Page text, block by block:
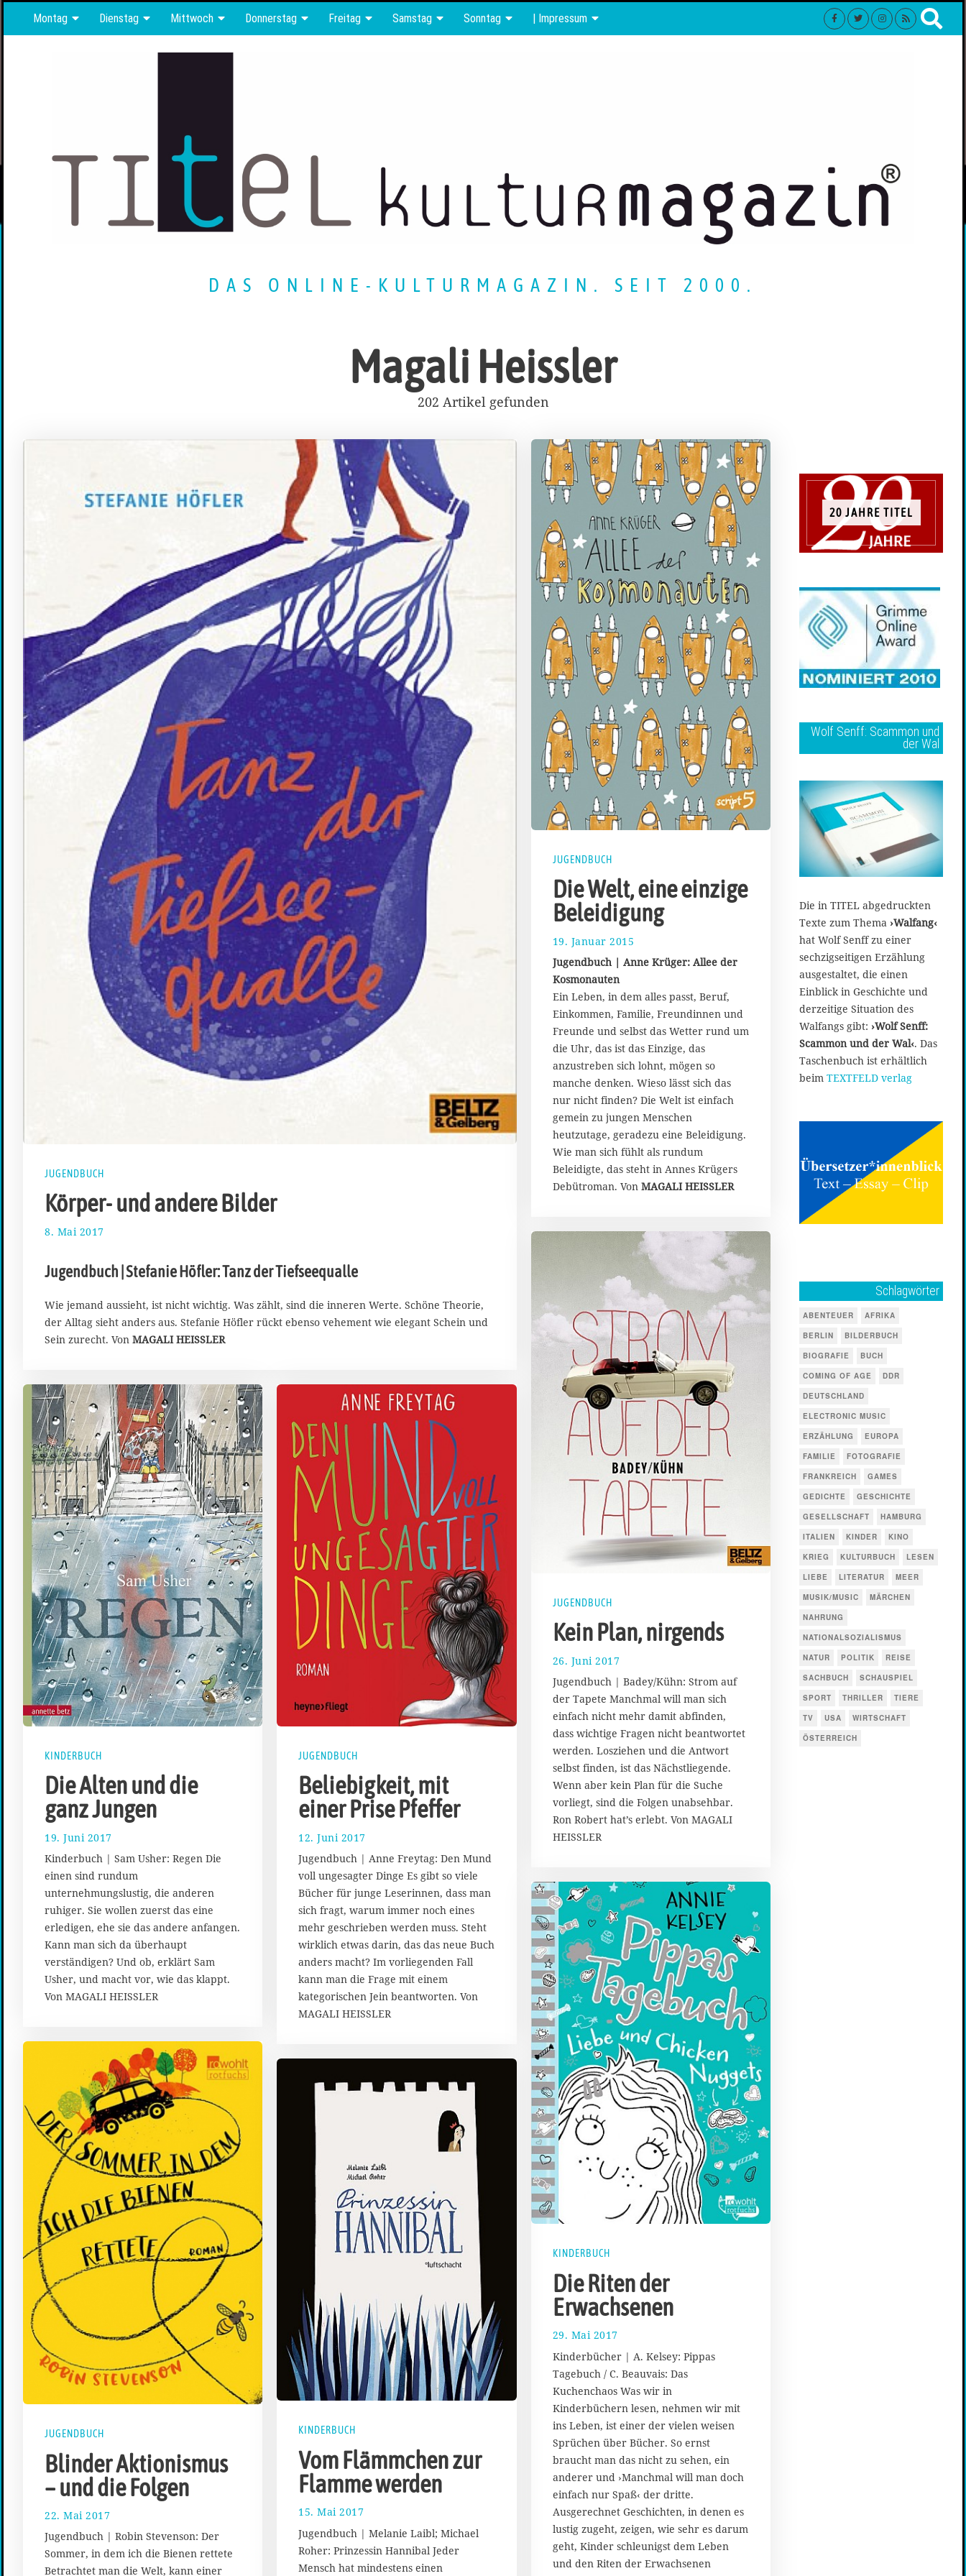
Montag Dienstag Mittwoch Donnerstag Freitag Samstag Sonntag | Impressum
DAS ONLINE-KULTURMAGAZIN. SEIT 2000.
Magali Heissler
202 Artikel gefunden
JUGENDBUCH
Körper- und andere Bilder
8. Mai 2017
p
l
0
Jugendbuch | Stefanie Höfler: Tanz der Tiefseequalle
Wie jemand aussieht, ist nicht wichtig. Was zählt, sind die inneren Werte. Schöne Theorie,
der Alltag sieht anders aus. Stefanie Höfler rückt ebenso vehement wie elegant Schein und
Sein zurecht. Von MAGALI HEISSLER
JUGENDBUCH
Die Welt, eine einzige
Beleidigung
19. Januar 2015
.
u
n
i
0
2
0
Jugendbuch | Anne Krüger: Allee der
Kosmonauten
Ein Leben, in dem alles passt, Beruf,
Einkommen, Familie, Freundinnen und
Freunde und selbst das Wetter rund um
die Uhr, das ist das Einzige, das
anzustreben sich lohnt, mögen so
manche denken. Wieso lässt sich das
nur nicht finden? Die Welt ist einfach
gemein zu jungen Menschen
heutzutage, geradezu eine Beleidigung.
Wie man sich fühlt als rundum
Beleidigte, das steht in Annes Krügers
Debütroman. Von MAGALI HEISSLER
JUGENDBUCH
Kein Plan, nirgends
26. Juni 2017
7
A
u
g
u
s
t
2
0
1
Jugendbuch | Badey/Kühn: Strom auf
der Tapete Manchmal will man sich
einfach nicht mehr damit abfinden,
dass wichtige Fragen nicht beantwortet
werden. Losziehen und die Antwort
selbst finden, ist das Nächstliegende.
Wenn aber kein Plan für die Suche
vorliegt, sind die Folgen unabsehbar.
Ron Robert hat’s erlebt. Von MAGALI
HEISSLER
KINDERBUCH
Die Alten und die
ganz Jungen
19. Juni 2017
7
.
A
u
g
u
s
t
2
0
1
Kinderbuch | Sam Usher: Regen Die
einen sind rundum
unternehmungslustig, die anderen
ruhiger. Sie wollen zuerst das eine
erledigen, ehe sie das andere anfangen.
Kann man sich da überhaupt
verständigen? Und ob, erklärt Sam
Usher, und macht vor, wie das klappt.
Von MAGALI HEISSLER
JUGENDBUCH
Beliebigkeit, mit
einer Prise Pfeffer
12. Juni 2017
7
.
A
u
g
u
t
2
0
1
7
Jugendbuch | Anne Freytag: Den Mund
voll ungesagter Dinge Es gibt so viele
Bücher für junge Leserinnen, dass man
sich fragt, warum immer noch eines
mehr geschrieben werden muss. Steht
wirklich etwas darin, das das neue Buch
anders macht? Im vorliegenden Fall
kann man die Frage mit einem
kategorischen Jein beantworten. Von
MAGALI HEISSLER
KINDERBUCH
Die Riten der
Erwachsenen
29. Mai 2017
.
A
u
g
u
t
2
0
1
7
Kinderbücher | A. Kelsey: Pippas
Tagebuch / C. Beauvais: Das
Kuchenchaos Was wir in
Kinderbüchern lesen, nehmen wir mit
ins Leben, ist einer der vielen weisen
Sprüchen über Bücher. So ernst
braucht man das nicht zu sehen, ein
anderer und ›Manchmal will man doch
einfach nur Spaß‹ der dritte.
Ausgerechnet Geschichten, in denen es
lustig zugeht, zeigen, wie sehr es darum
geht, Kinder schleunigst dem Leben
und den Riten der Erwachsenen
JUGENDBUCH
Blinder Aktionismus
– und die Folgen
22. Mai 2017
7
A
u
Jugendbuch | Robin Stevenson: Der
Sommer, in dem ich die Bienen rettete
Betrachtet man die Welt, kann einer
KINDERBUCH
Vom Flämmchen zur
Flamme werden
15. Mai 2017
A
u
Jugendbuch | Melanie Laibl; Michael
Roher: Prinzessin Hannibal Jeder
Mensch hat mindestens einen
20 JAHRE TITEL
Wolf Senff: Scammon und
der Wal
Die in TITEL abgedruckten
Texte zum Thema ›Walfang‹
hat Wolf Senff zu einer
sechzigseitigen Erzählung
ausgestaltet, die einen
Einblick in Geschichte und
derzeitige Situation des
Walfangs gibt: ›Wolf Senff:
Scammon und der Wal‹. Das
Taschenbuch ist erhältlich
beim TEXTFELD verlag
Schlagwörter
ABENTEUER
AFRIKA
BERLIN
BILDERBUCH
BIOGRAFIE
BUCH
COMING OF AGE
DDR
DEUTSCHLAND
ELECTRONIC MUSIC
ERZÄHLUNG
EUROPA
FAMILIE
FOTOGRAFIE
FRANKREICH
GAMES
GEDICHTE
GESCHICHTE
GESELLSCHAFT
HAMBURG
ITALIEN
KINDER
KINO
KRIEG
KULTURBUCH
LESEN
LIEBE
LITERATUR
MEER
MUSIK/MUSIC
MÄRCHEN
NAHRUNG
NATIONALSOZIALISMUS
NATUR
POLITIK
REISE
SACHBUCH
SCHAUSPIEL
SPORT
THRILLER
TIERE
TV
USA
WIRTSCHAFT
ÖSTERREICH